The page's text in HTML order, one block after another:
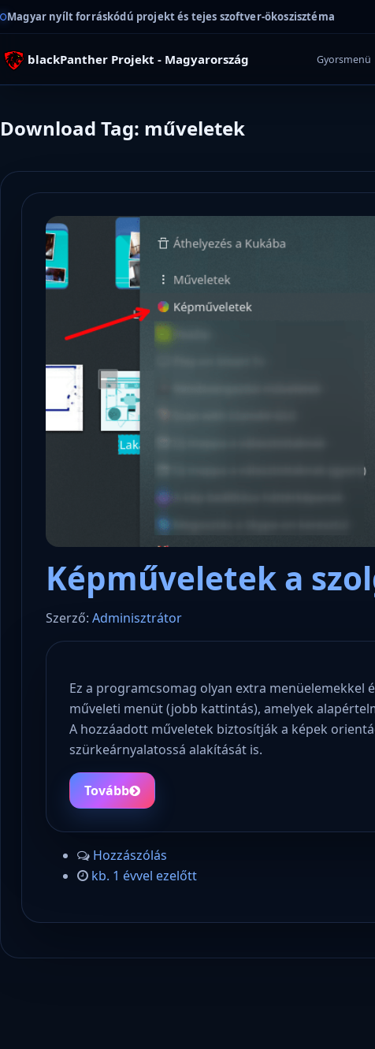
Magyar nyílt forráskódú projekt és tejes szoftver-ökoszisztéma
blackPanther Projekt - Magyarország Gyorsmenü
Download Tag: műveletek
Képműveletek a
Szerző: Adminisztrátor
Ez a programcsomag olyan extra menüelemekkel
műveleti menüt (jobb kattintás), amelyek
A hozzáadott műveletek biztosítják a képek
szürkeárnyalatossá alakítását is.
Tovább
Hozzászólás
kb. 1 évvel ezelőtt